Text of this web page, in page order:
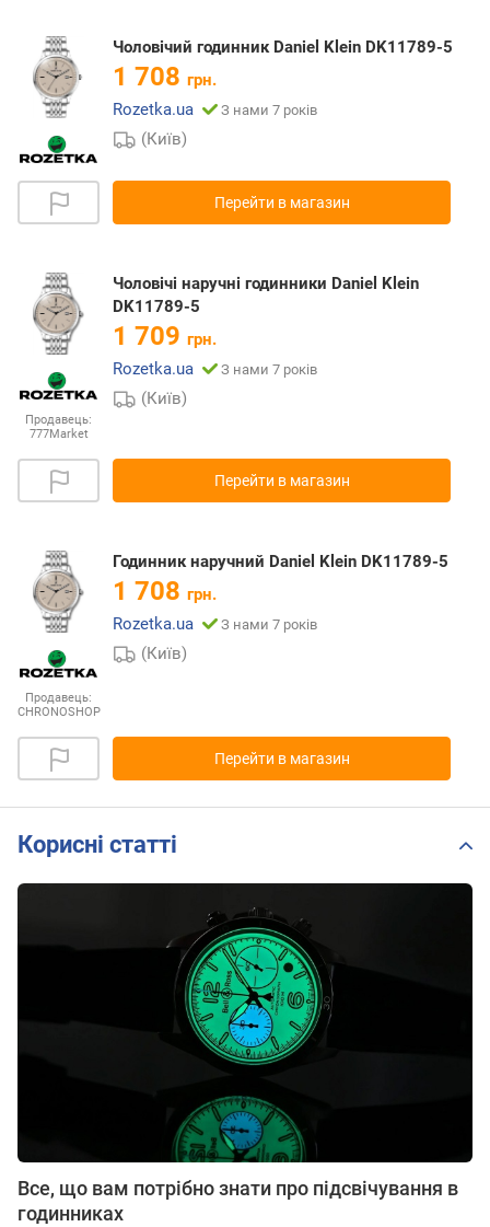
Чоловічий годинник Daniel Klein DK11789-5
1 708 грн.
Rozetka.ua
З нами 7 років
(Київ)
Перейти в магазин
Продавець:
777Market
Чоловічі наручні годинники Daniel Klein
DK11789-5
1 709 грн.
Rozetka.ua
З нами 7 років
(Київ)
Перейти в магазин
Продавець:
CHRONOSHOP
Годинник наручний Daniel Klein DK11789-5
1 708 грн.
Rozetka.ua
З нами 7 років
(Київ)
Перейти в магазин
Корисні статті
Все, що вам потрібно знати про підсвічування в
годинниках